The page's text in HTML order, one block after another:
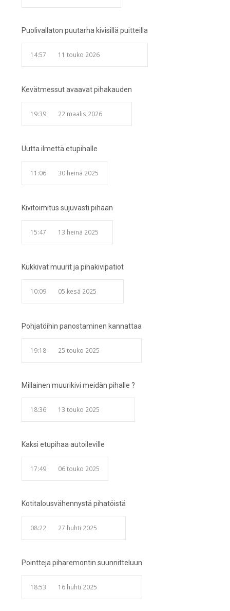
Puolivallaton puutarha kivisillä puitteilla
14:57 11 touko 2026
Kevätmessut avaavat pihakauden
19:39 22 maalis 2026
Uutta ilmettä etupihalle
11:06 30 heinä 2025
Kivitoimitus sujuvasti pihaan
15:47 13 heinä 2025
Kukkivat muurit ja pihakivipatiot
10:09 05 kesä 2025
Pohjatöihin panostaminen kannattaa
19:18 25 touko 2025
Millainen muurikivi meidän pihalle ?
18:36 13 touko 2025
Kaksi etupihaa autoileville
17:49 06 touko 2025
Kotitalousvähennystä pihatöistä
08:22 27 huhti 2025
Pointteja piharemontin suunnitteluun
18:53 16 huhti 2025